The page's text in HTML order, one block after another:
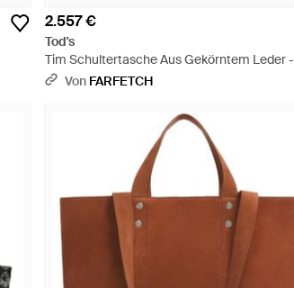
2.557 €
Tod's
Tim Schultertasche Aus Gekörntem Leder -
Schwarz
Von FARFETCH